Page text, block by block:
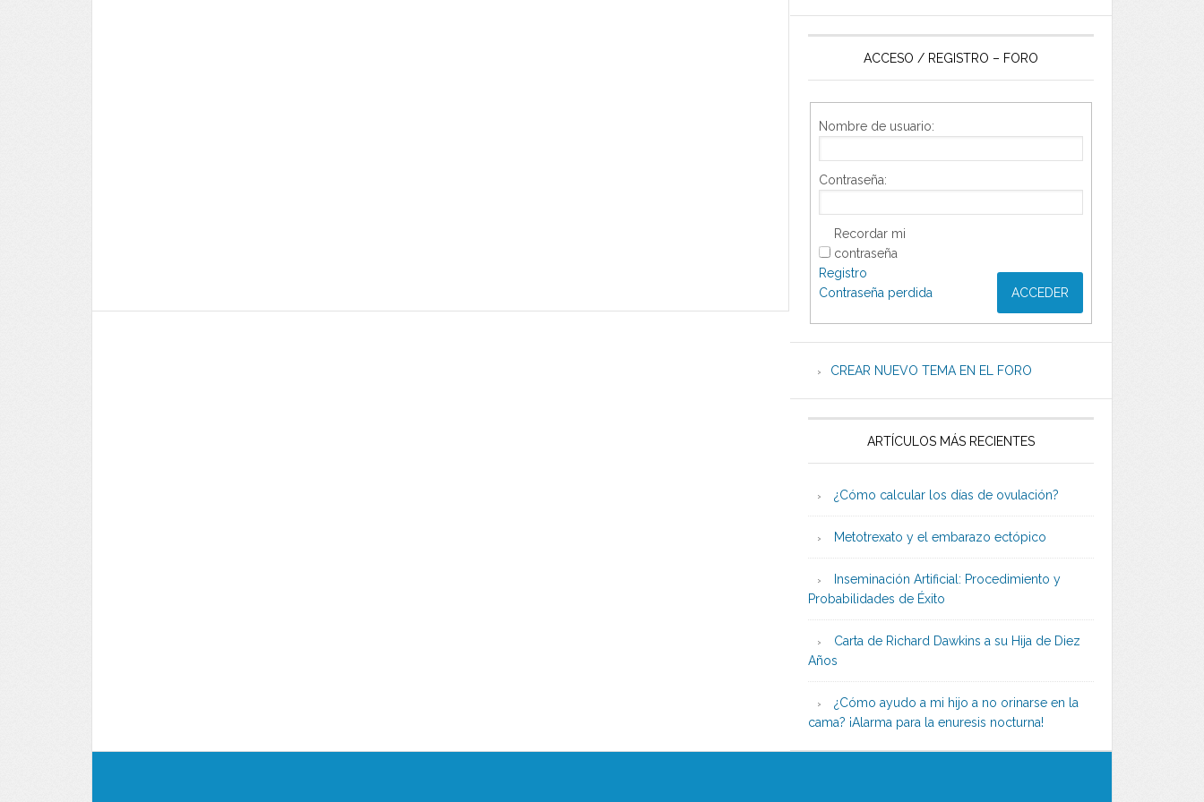
ACCESO / REGISTRO – FORO
Nombre de usuario:
Contraseña:
Recordar mi
contraseña
ACCEDER
Registro
Contraseña perdida
CREAR NUEVO TEMA EN EL FORO
ARTÍCULOS MÁS RECIENTES
¿Cómo calcular los días de ovulación?
Metotrexato y el embarazo ectópico
Inseminación Artificial: Procedimiento y
Probabilidades de Éxito
Carta de Richard Dawkins a su Hija de Diez
Años
¿Cómo ayudo a mi hijo a no orinarse en la
cama? ¡Alarma para la enuresis nocturna!